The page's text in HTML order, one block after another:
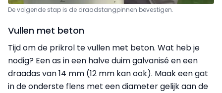
De volgende stap is de draadstangpinnen bevestigen.
Vullen met beton
Tijd om de prikrol te vullen met beton. Wat heb je
nodig? Een as in een halve duim galvanisé en een
draadas van 14 mm (12 mm kan ook). Maak een gat
in de onderste flens met een diameter gelijk aan de